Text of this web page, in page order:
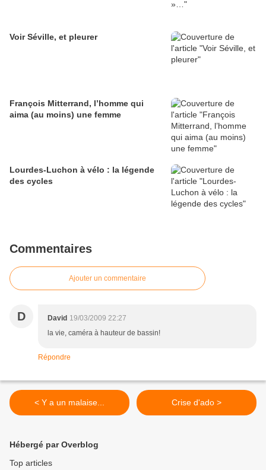
Voir Séville, et pleurer
François Mitterrand, l’homme qui
aima (au moins) une femme
Lourdes-Luchon à vélo : la légende
des cycles
Commentaires
Ajouter un commentaire
D David 19/03/2009 22:27
la vie, caméra à hauteur de bassin!
Répondre
< Y a un malaise... Crise d'ado >
Hébergé par Overblog
Top articles